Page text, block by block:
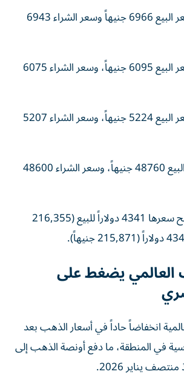
الذهب عيار 24: سعر البيع 6966 جنيهاً وسعر الشراء 6943
الذهب عيار 21: سعر البيع 6095 جنيهاً، وسعر الشراء 6075
الذهب عيار 18: سعر البيع 5224 جنيهاً، وسعر الشراء 5207
جنيه الذهب: سعر البيع 48760 جنيهاً، وسعر الشراء 48600
أونصة الذهب: أصبح سعرها 4341 دولاراً للبيع (216,355
يضغط على
انخفاضاً حاداً في أسعار الذهب بعد
في المنطقة، ما دفع أونصة الذهب إلى
يناير 2026.